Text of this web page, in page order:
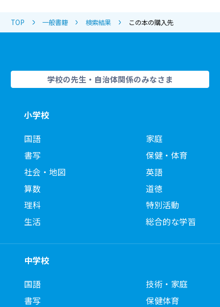
TOP 一般書籍 検索結果 この本の購入先
学校の先生・自治体関係のみなさま
小学校
国語
書写
社会・地図
算数
理科
生活
家庭
保健・体育
英語
道徳
特別活動
総合的な学習
中学校
国語
書写
技術・家庭
保健体育